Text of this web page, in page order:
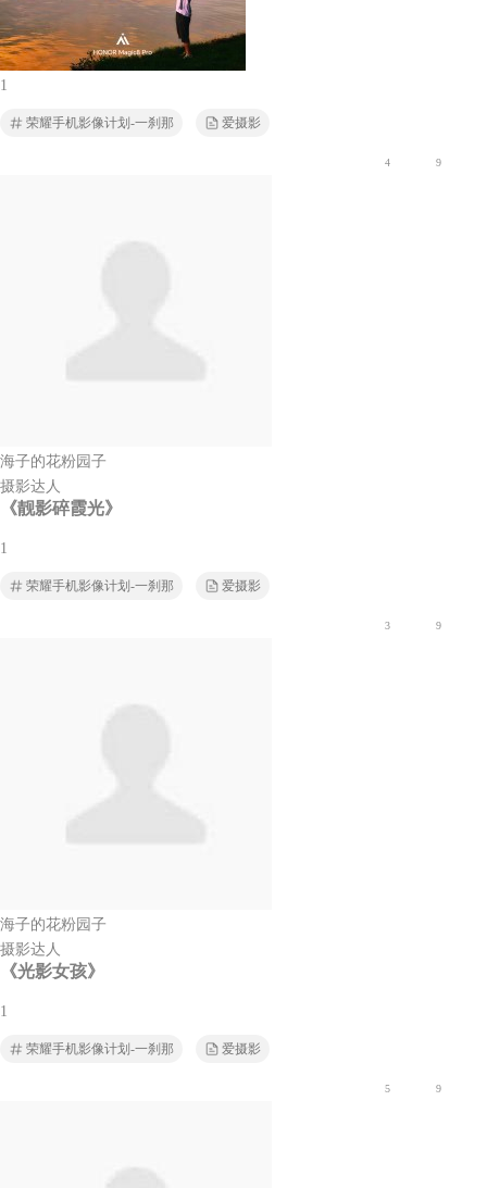
1
荣耀手机影像计划-一刹那 爱摄影
4 9
海子的花粉园子
摄影达人
《靓影碎霞光》
1
荣耀手机影像计划-一刹那 爱摄影
3 9
海子的花粉园子
摄影达人
《光影女孩》
1
荣耀手机影像计划-一刹那 爱摄影
5 9